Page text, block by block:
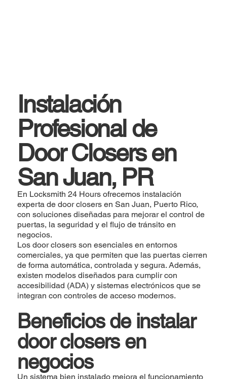
Instalación
Profesional de
Door Closers en
San Juan, PR
En Locksmith 24 Hours ofrecemos instalación
experta de door closers en San Juan, Puerto Rico,
con soluciones diseñadas para mejorar el control de
puertas, la seguridad y el flujo de tránsito en
negocios.
Los door closers son esenciales en entornos
comerciales, ya que permiten que las puertas cierren
de forma automática, controlada y segura. Además,
existen modelos diseñados para cumplir con
accesibilidad (ADA) y sistemas electrónicos que se
integran con controles de acceso modernos.
Beneficios de instalar
door closers en
negocios
Un sistema bien instalado mejora el funcionamiento